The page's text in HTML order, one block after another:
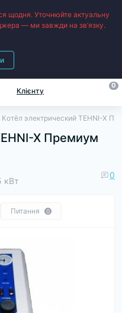
щодня. Уточнюйте актуальну
— ми завжди на зв’язку.
Клієнту
0
Котёл электрический TEHNI-X
X Премиум
кВт
0
Питання 0